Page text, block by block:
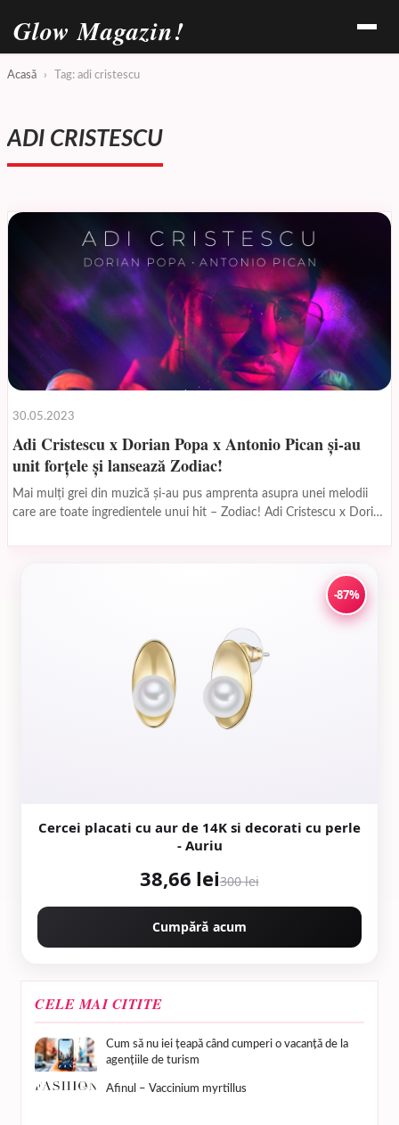
Glow Magazin!
Acasă › Tag: adi cristescu
ADI CRISTESCU
30.05.2023
Adi Cristescu x Dorian Popa x Antonio Pican și-au
unit forțele și lansează Zodiac!
Mai mulți grei din muzică și-au pus amprenta asupra unei melodii
care are toate ingredientele unui hit – Zodiac! Adi Cristescu x Dorian
-87%
Cercei placati cu aur de 14K si decorati cu perle
- Auriu
38,66 lei300 lei
Cumpără acum
CELE MAI CITITE
Cum să nu iei țeapă când cumperi o vacanță de la
agențiile de turism
Afinul – Vaccinium myrtillus